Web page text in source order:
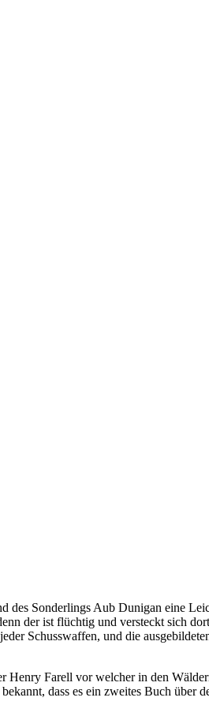
des Sonderlings Aub Dunigan eine
der ist flüchtig und versteckt sich
Schusswaffen, und die
Farell vor welcher in den
dass es ein zweites Buch über